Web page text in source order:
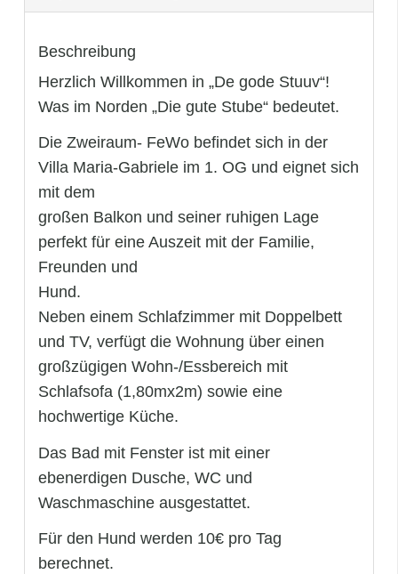
Beschreibung
Herzlich Willkommen in „De gode Stuuv“!
Was im Norden „Die gute Stube“ bedeutet.
Die Zweiraum- FeWo befindet sich in der
Villa Maria-Gabriele im 1. OG und eignet sich
mit dem
großen Balkon und seiner ruhigen Lage
perfekt für eine Auszeit mit der Familie,
Freunden und
Hund.
Neben einem Schlafzimmer mit Doppelbett
und TV, verfügt die Wohnung über einen
großzügigen Wohn-/Essbereich mit
Schlafsofa (1,80mx2m) sowie eine
hochwertige Küche.
Das Bad mit Fenster ist mit einer
ebenerdigen Dusche, WC und
Waschmaschine ausgestattet.
Für den Hund werden 10€ pro Tag
berechnet.